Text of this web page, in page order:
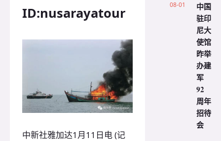
ID:nusarayatour
中新社雅加达1月11日电 (记
08-01
中国
驻印
尼大
使馆
昨举
办建
军
92
周年
招待
会